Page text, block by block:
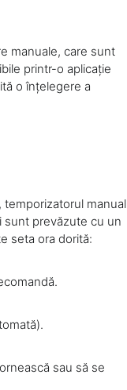
manuale, care sunt
printr-o aplicație
o înțelegere a
manual
sunt prevăzute cu un
seta ora dorită:
sau să se